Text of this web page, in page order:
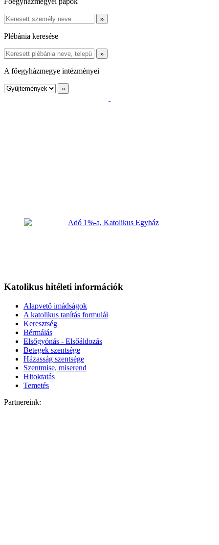
Plébánia keresése
A főegyházmegye intézményei
Katolikus hitéleti információk
Alapvető imádságok
A katolikus tanítás formulái
Keresztség
Bérmálás
Elsőgyónás - Elsőáldozás
Betegek szentsége
Házasság szentsége
Szentmise, miserend
Hitoktatás
Temetés
Partnereink: